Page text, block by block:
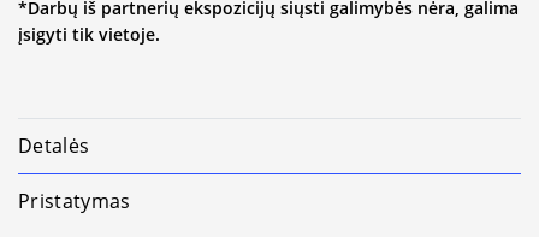
*Darbų iš partnerių ekspozicijų siųsti galimybės nėra, galima
įsigyti tik vietoje.
Detalės
Pristatymas